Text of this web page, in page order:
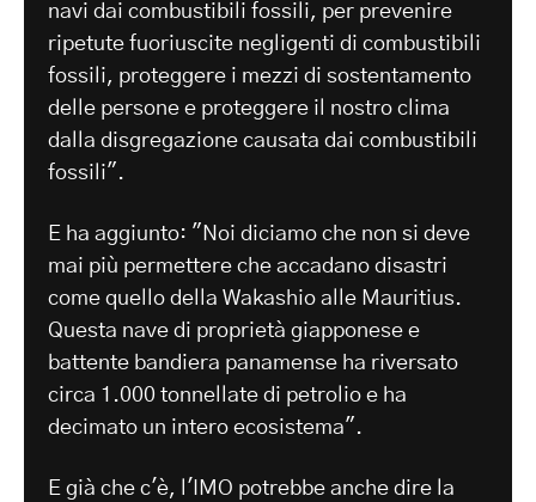
navi dai combustibili fossili, per prevenire
ripetute fuoriuscite negligenti di combustibili
fossili, proteggere i mezzi di sostentamento
delle persone e proteggere il nostro clima
dalla disgregazione causata dai combustibili
fossili".
E ha aggiunto: "Noi diciamo che non si deve
mai più permettere che accadano disastri
come quello della Wakashio alle Mauritius.
Questa nave di proprietà giapponese e
battente bandiera panamense ha riversato
circa 1.000 tonnellate di petrolio e ha
decimato un intero ecosistema".
E già che c'è, l'IMO potrebbe anche dire la